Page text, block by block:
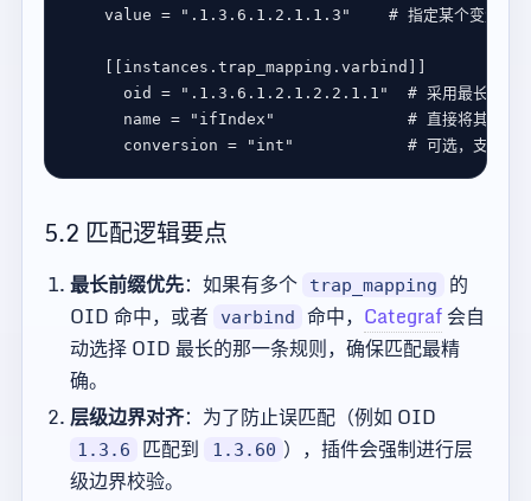
value = ".1.3.6.1.2.1.1.3" # 指定某个变量的
instances . trap_mapping . varbind
oid
= ".1.3.6.1.2.1.2.2.1.1"
# 采用最长前缀
name = "ifIndex"
# 直接将其转
conversion = "int" # 可选，支持
5.2 匹配逻辑要点
最长前缀优先：如果有多个 trap_mapping
的
OID 命中，或者
varbind 命中， Categraf会自
动选择 OID 最长的那一条规则，确保匹配最精
确。
层级边界对齐：为了防止误匹配（例如 OID
1.3.6 匹配到 1.3.60 ），插件会强制进行层
级边界校验。